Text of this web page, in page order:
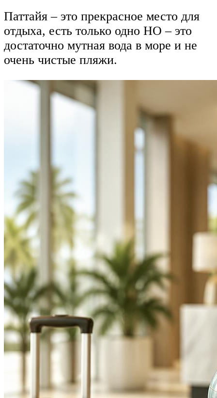
Паттайя – это прекрасное место для
отдыха, есть только одно НО – это
достаточно мутная вода в море и не
очень чистые пляжи.